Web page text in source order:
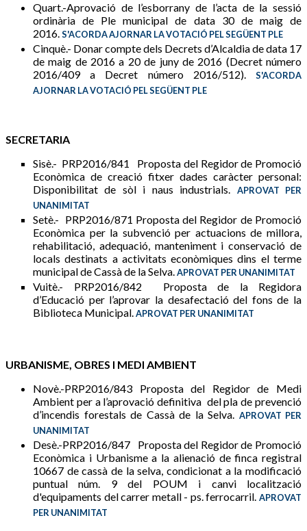
Quart.-Aprovació de l’esborrany de l’acta de la sessió
ordinària de Ple municipal de data 30 de maig de
2016.S'ACORDA AJORNAR LA VOTACIÓ PEL SEGÜENT PLE
Cinquè.- Donar compte dels Decrets d’Alcaldia de data 17
de maig de 2016 a 20 de juny de 2016 (Decret número
2016/409 a Decret número 2016/512). S'ACORDA
AJORNAR LA VOTACIÓ PEL SEGÜENT PLE
SECRETARIA
Sisè.- PRP2016/841 Proposta del Regidor de Promoció
Econòmica de creació fitxer dades caràcter personal:
Disponibilitat de sòl i naus industrials.
APROVAT PER
UNANIMITAT
Setè.- PRP2016/871 Proposta del Regidor de Promoció
Econòmica per la subvenció per actuacions de millora,
rehabilitació, adequació, manteniment i conservació de
locals destinats a activitats econòmiques dins el terme
municipal de Cassà de la Selva.APROVAT PER UNANIMITAT
Vuitè.- PRP2016/842 Proposta de la Regidora
d’Educació per l’aprovar la desafectació del fons de la
Biblioteca Municipal.APROVAT PER UNANIMITAT
URBANISME, OBRES I MEDI AMBIENT
Novè.-PRP2016/843 Proposta del Regidor de Medi
Ambient per a l’aprovació definitiva del pla de prevenció
d’incendis forestals de Cassà de la Selva. APROVAT PER
UNANIMITAT
Desè.-PRP2016/847 Proposta del Regidor de Promoció
Econòmica i Urbanisme a la alienació de finca registral
10667 de cassà de la selva, condicionat a la modificació
puntual núm. 9 del POUM i canvi localització
d'equipaments del carrer metall - ps. ferrocarril. APROVAT
PER UNANIMITAT